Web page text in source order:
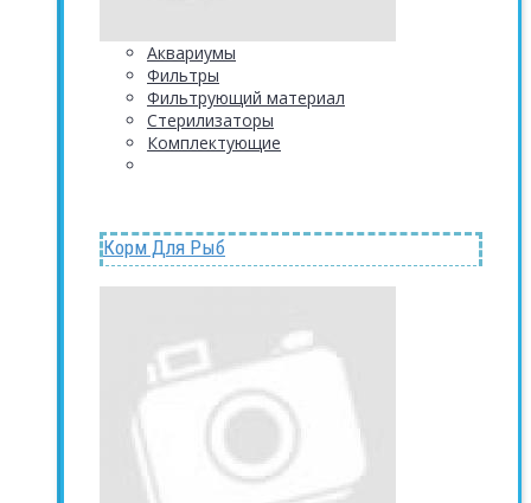
Аквариумы
Фильтры
Фильтрующий материал
Стерилизаторы
Комплектующие
Корм Для Рыб